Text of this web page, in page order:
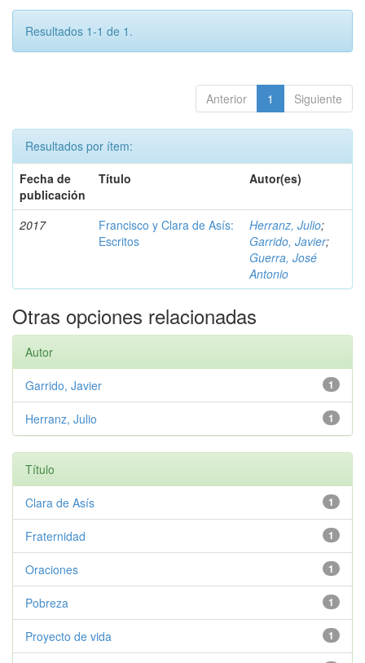
Resultados 1-1 de 1.
Anterior 1 Siguiente
Resultados por ítem:
Fecha de
publicación
Título Autor(es)
2017
Francisco y Clara de Asís:
Escritos
Herranz, Julio;
Garrido, Javier;
Guerra, José
Antonio
Otras opciones relacionadas
Autor
1
Garrido, Javier
1
Herranz, Julio
Título
1
Clara de Asís
1
Fraternidad
1
Oraciones
1
Pobreza
1
Proyecto de vida